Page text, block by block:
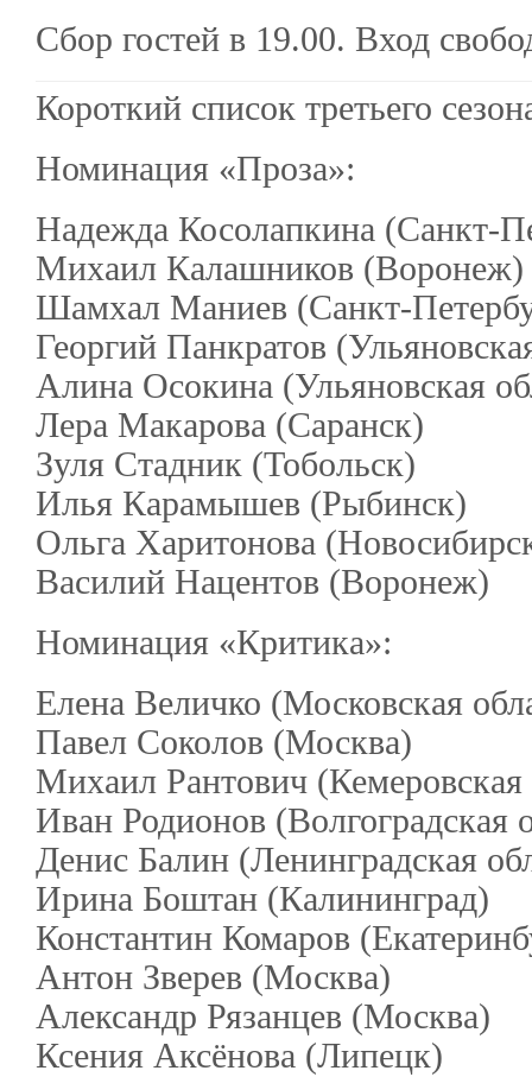
Сбор гостей в 19.00. Вход
Короткий список третьего
Номинация «Проза»:
Надежда Косолапкина (Санкт-
Михаил Калашников (Воронеж)
Шамхал Маниев (Санкт-
Георгий Панкратов
Алина Осокина (Ульяновская
Лера Макарова (Саранск)
Зуля Стадник (Тобольск)
Илья Карамышев (Рыбинск)
Ольга Харитонова
Василий Нацентов (Воронеж)
Номинация «Критика»:
Елена Величко (Московская
Павел Соколов (Москва)
Михаил Рантович (Кемеровская
Иван Родионов (Волгоградская
Денис Балин (Ленинградская
Ирина Боштан (Калининград)
Константин Комаров
Антон Зверев (Москва)
Александр Рязанцев (Москва)
Ксения Аксёнова (Липецк)